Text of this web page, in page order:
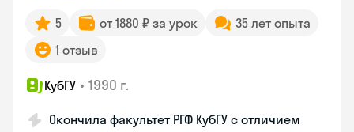
5 от 1880 ₽ за урок
35 лет опыта
1 отзыв
КубГУ • 1990 г.
Окончила факультет РГФ КубГУ с отличием